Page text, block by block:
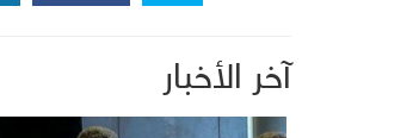
آخر الأخبار